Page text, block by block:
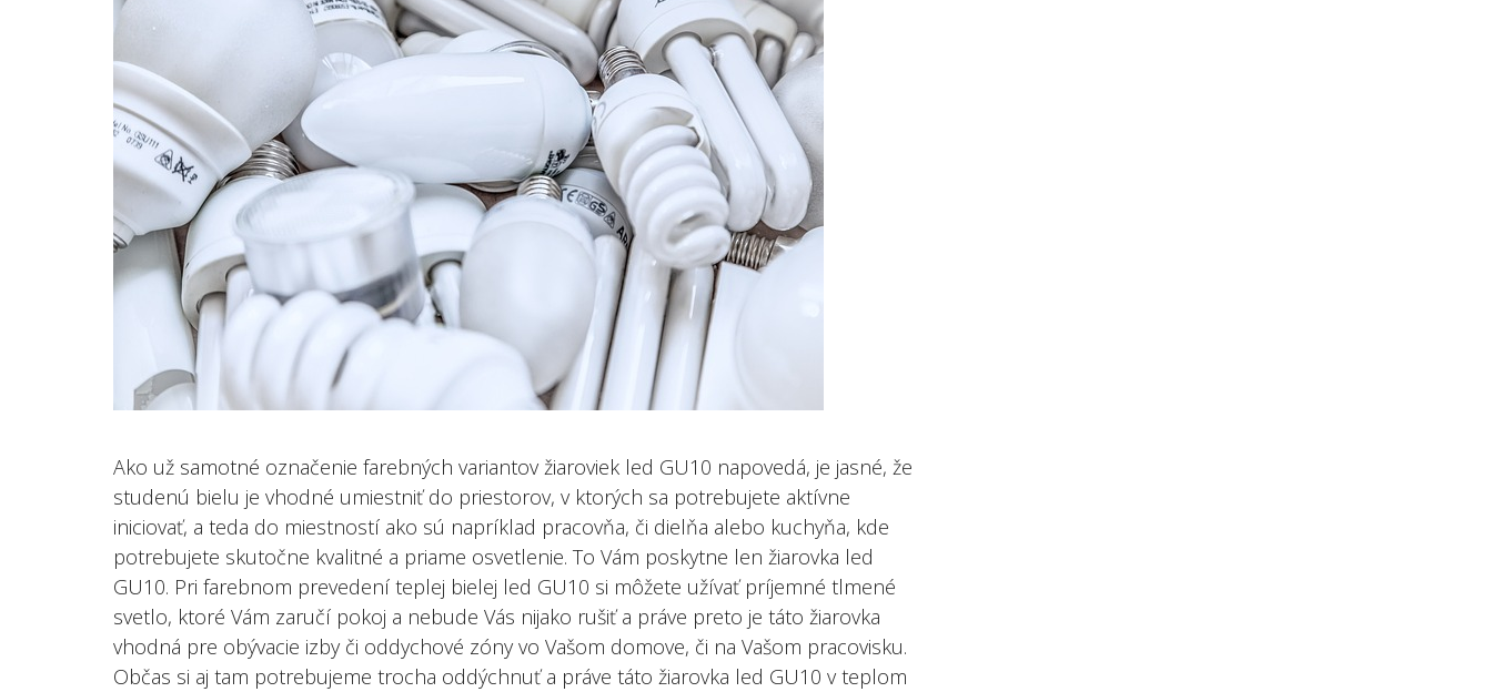
Ako už samotné označenie farebných variantov žiaroviek led GU10 napovedá, je jasné, že
studenú bielu je vhodné umiestniť do priestorov, v ktorých sa potrebujete aktívne
iniciovať, a teda do miestností ako sú napríklad pracovňa, či dielňa alebo kuchyňa, kde
potrebujete skutočne kvalitné a priame osvetlenie. To Vám poskytne len žiarovka led
GU10. Pri farebnom prevedení teplej bielej led GU10 si môžete užívať príjemné tlmené
svetlo, ktoré Vám zaručí pokoj a nebude Vás nijako rušiť a práve preto je táto žiarovka
vhodná pre obývacie izby či oddychové zóny vo Vašom domove, či na Vašom pracovisku.
Občas si aj tam potrebujeme trocha oddýchnuť a práve táto žiarovka led GU10 v teplom